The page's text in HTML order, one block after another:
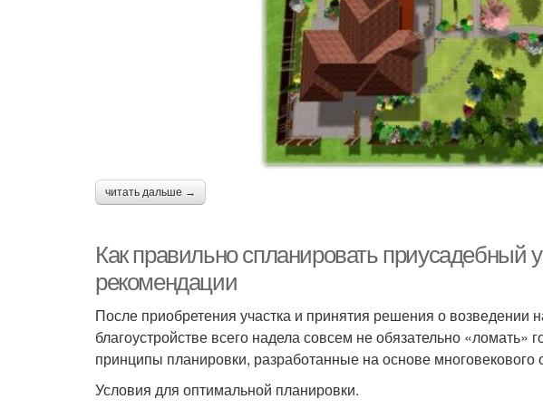
читать дальше →
Как правильно спланировать приусадебный
рекомендации
После приобретения участка и принятия решения о возведении
благоустройстве всего надела совсем не обязательно «ломать»
принципы планировки, разработанные на основе многовекового
Условия для оптимальной планировки.